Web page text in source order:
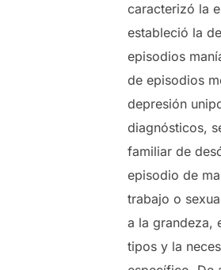
caracterizó la
estableció la
episodios
de episodios
depresión
diagnósticos,
familiar de
episodio de
trabajo o
a la grandeza,
tipos y la